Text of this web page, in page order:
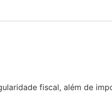
fiscal, além de